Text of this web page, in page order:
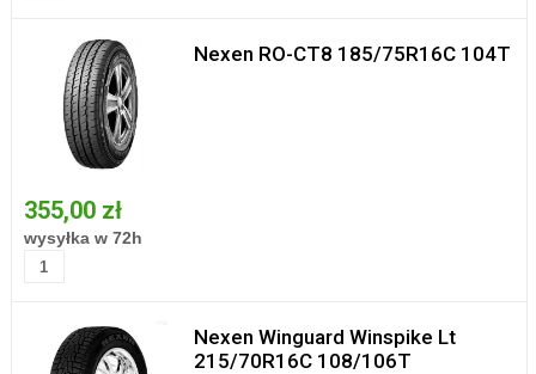
Nexen RO-CT8 185/75R16C 104T
355,00 zł
wysyłka w 72h
Nexen Winguard Winspike Lt
215/70R16C 108/106T